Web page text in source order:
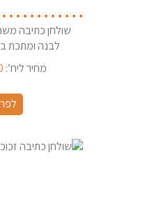
שולחן כתיבה
לבנה ומתכת
מחיר ליח’: